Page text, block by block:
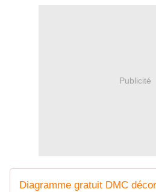
Publicité
Diagramme gratuit DMC